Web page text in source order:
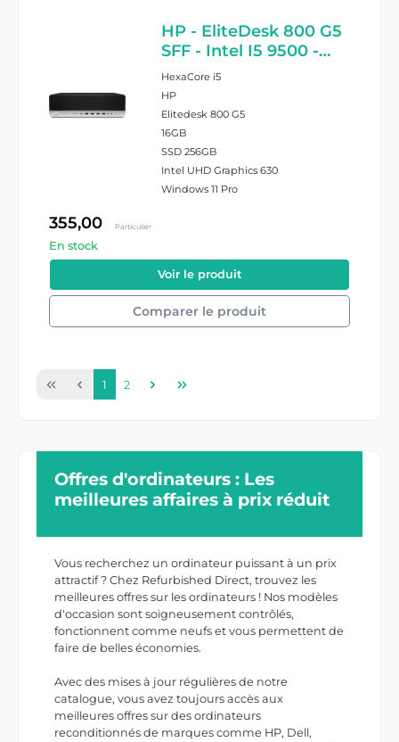
HP - EliteDesk 800 G5
SFF - Intel I5 9500 -
16GB Ram - 256GB
SSD - Windows 11 Pro
HexaCore i5
HP
Elitedesk 800 G5
16GB
SSD 256GB
Intel UHD Graphics 630
Windows 11 Pro
355,00 Particulier
En stock
Voir le produit
Comparer le produit
1 2
Offres d'ordinateurs : Les
meilleures affaires à prix réduit
Vous recherchez un ordinateur puissant à un prix
attractif ? Chez Refurbished Direct, trouvez les
meilleures offres sur les ordinateurs ! Nos modèles
d'occasion sont soigneusement contrôlés,
fonctionnent comme neufs et vous permettent de
faire de belles économies.
Avec des mises à jour régulières de notre
catalogue, vous avez toujours accès aux
meilleures offres sur des ordinateurs
reconditionnés de marques comme HP, Dell,